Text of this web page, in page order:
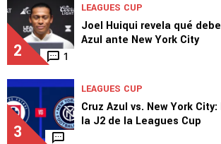
2 1
LEAGUES CUP
Joel Huiqui revela qué
Azul ante New York City
3
LEAGUES CUP
Cruz Azul vs. New York
la J2 de la Leagues Cup